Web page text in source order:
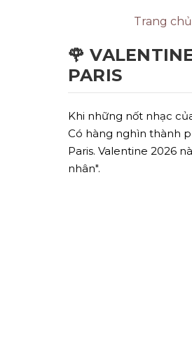
Trang chủ
🌹
PARIS
Khi những nốt nhạc
Có hàng nghìn thành
Paris. Valentine 2026
nhân".